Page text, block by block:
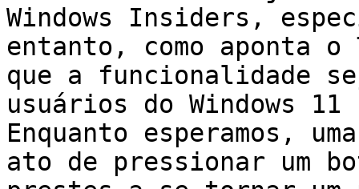
Windows Insiders,
entanto, como aponta
que a funcionalidade
usuários do Windows 11
Enquanto esperamos,
ato de pressionar um